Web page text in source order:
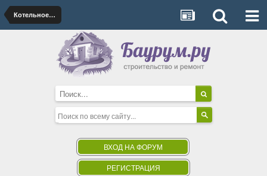
Котельное оборудование и котлы
ВХОД НА ФОРУМ
РЕГИСТРАЦИЯ